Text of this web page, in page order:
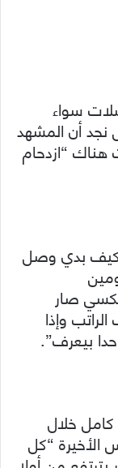
سواء
نجد أن المشهد
“ازدحام
بدي وصل
صار
وإذا
بيعرف”.
كامل خلال
الأخيرة “كل